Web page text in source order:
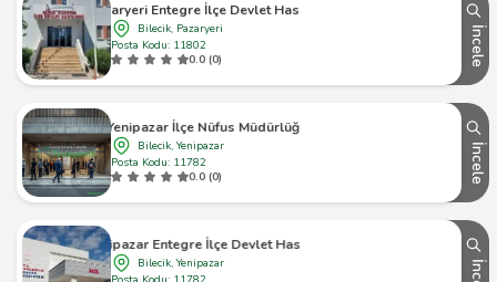
Pazaryeri Entegre İlçe Devlet Hastanesi
Bilecik, Pazaryeri
Posta Kodu: 11802
0.0 (0)
İncele
Yenipazar İlçe Nüfus Müdürlüğü
Bilecik, Yenipazar
Posta Kodu: 11782
0.0 (0)
İncele
Yenipazar Entegre İlçe Devlet Hastanesi
Bilecik, Yenipazar